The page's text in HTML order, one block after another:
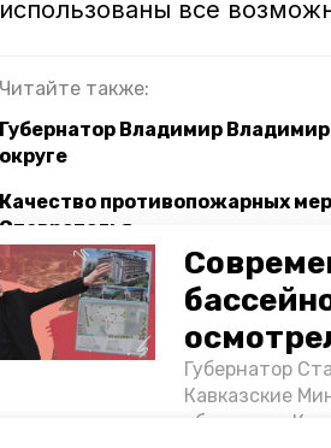
Губернатор
Кавказские
объектов в
использованы все
Читайте также:
Губернатор Владимир
округе
Качество противопожарных
Ставрополья
Губернатор Ставрополья
на обращения жителей
товары ставрополья